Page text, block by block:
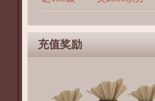
充值奖励